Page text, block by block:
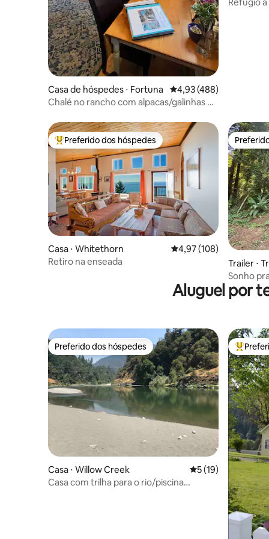
Casa de hóspedes ⋅ Fortuna 4,93 de uma avaliação
4,93 (488)
Chalé no rancho com alpacas/galinhas no
Entre os melhores preferidos dos hóspedes
Preferido dos hóspedes
Casa ⋅ Whitethorn 4,97 de uma avaliação
4,97 (108)
Retiro na enseada
Trailer ⋅
Sonho
Aluguel por
Preferido dos hóspedes
Preferido dos hóspedes
Casa ⋅ Willow Creek 5 de uma
5 (19)
Casa com trilha para o rio/piscina
Entre